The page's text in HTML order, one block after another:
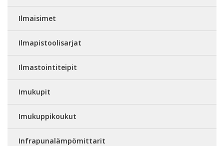
Ilmaisimet
Ilmapistoolisarjat
Ilmastointiteipit
Imukupit
Imukuppikoukut
Infrapunalämpömittarit